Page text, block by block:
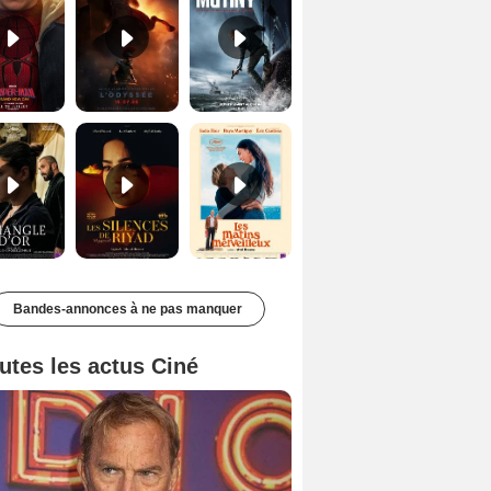
Les Silences de Riyad Bande-annonce VO STFR Les Matins merveilleux Bande-annonce VF
Bandes-annonces à ne pas manquer
les actus Ciné